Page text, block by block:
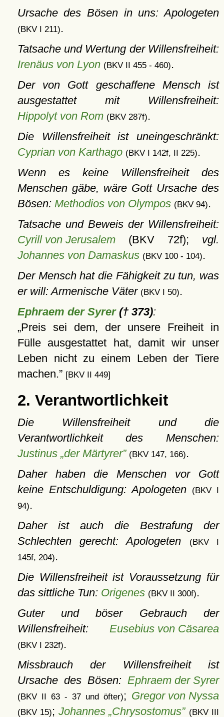
Ursache des Bösen in uns: Apologeten
(BKV I 211).
Tatsache und Wertung der Willensfreiheit:
Irenäus von Lyon (BKV II 455 - 460).
Der von Gott geschaffene Mensch ist
ausgestattet mit Willensfreiheit:
Hippolyt von Rom (BKV 287f).
Die Willensfreiheit ist uneingeschränkt:
Cyprian von Karthago (BKV I 142f, II 225).
Wenn es keine Willensfreiheit des
Menschen gäbe, wäre Gott Ursache des
Bösen: Methodios von Olympos (BKV 94).
Tatsache und Beweis der Willensfreiheit:
Cyrill von Jerusalem(BKV 72f); vgl.
Johannes von Damaskus (BKV 100 - 104).
Der Mensch hat die Fähigkeit zu tun, was
er will: Armenische Väter (BKV I 50).
Ephraem der Syrer(† 373):
Preis sei dem, der unsere Freiheit in
Fülle ausgestattet hat, damit wir unser
Leben nicht zu einem Leben der Tiere
machen.
[BKV II 449]
2. Verantwortlichkeit
Die Willensfreiheit und die
Verantwortlichkeit des Menschen:
Justinus „der Märtyrer” (BKV 147, 166).
Daher haben die Menschen vor Gott
keine Entschuldigung: Apologeten
(BKV I
94).
Daher ist auch die Bestrafung der
Schlechten gerecht: Apologeten
(BKV I
145f, 204).
Die Willensfreiheit ist Voraussetzung für
das sittliche Tun: Origenes (BKV II 300f).
Guter und böser Gebrauch der
Willensfreiheit: Eusebius von Cäsarea
(BKV I 232f).
Missbrauch der Willensfreiheit ist
Ursache des Bösen: Ephraem der Syrer
(BKV II 63 - 37 und öfter); Gregor von Nyssa
(BKV 15);Johannes „Chrysostomus” (BKV III